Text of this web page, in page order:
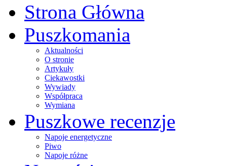
Strona Główna
Puszkomania
Aktualności
O stronie
Artykuły
Ciekawostki
Wywiady
Współpraca
Wymiana
Puszkowe recenzje
Napoje energetyczne
Piwo
Napoje różne